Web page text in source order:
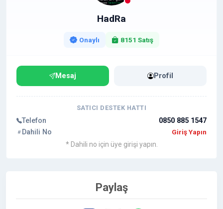
HadRa
Onaylı 8151 Satış
Mesaj Profil
SATICI DESTEK HATTI
Telefon
0850 885 1547
Dahili No
Giriş Yapın
* Dahili no için üye girişi yapın.
Paylaş